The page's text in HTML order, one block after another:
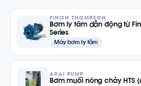
FINISH THOMPSON
Bơm ly tâm dẫn động từ
Series
Máy bơm ly tâm
ARAI PUMP
Bơm muối nóng chảy HTS